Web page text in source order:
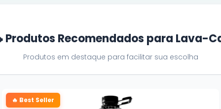
Produtos Recomendados para Lava-
Produtos em destaque para facilitar sua escolha
🔥 Best Seller